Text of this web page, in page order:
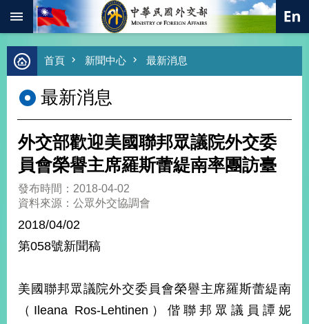
跳到主要內容區塊
進
階
尋
熱
總
合
外
價
外
交
經
首頁 新聞中心 最新消息
最新消息
外交部歡迎美國聯邦眾議院外交委
員會榮譽主席羅斯蕾緹南率團訪臺
發布時間：2018-04-02
資料來源：公眾外交協調會
2018/04/02
第058號新聞稿
美國聯邦眾議院外交委員會榮譽主席羅斯蕾緹南
（Ileana Ros-Lehtinen）偕聯邦眾議員譚妮